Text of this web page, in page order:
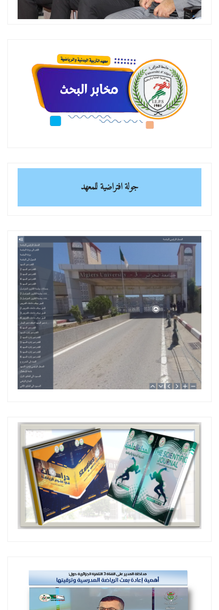
جولة افتراضية للمعهد